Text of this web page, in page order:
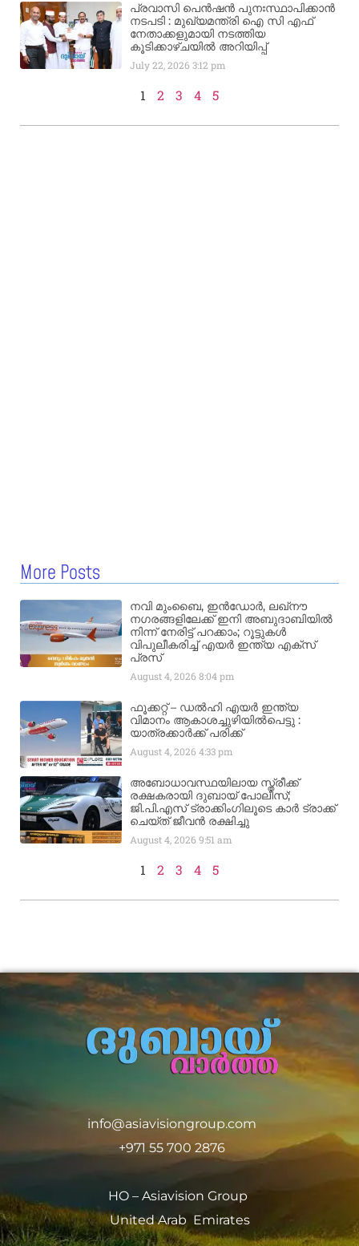
പ്രവാസി പെൻഷൻ പുനഃസ്ഥാപിക്കാൻ
നടപടി : മുഖ്യമന്ത്രി ഐ സി എഫ്
നേതാക്കളുമായി നടത്തിയ
കൂടിക്കാഴ്ചയിൽ അറിയിപ്പ്
July 22, 20263:12 pm
1 2 3 4 5
More Posts
നവി മുംബൈ, ഇൻഡോർ, ലഖ്നൗ
നഗരങ്ങളിലേക്ക് ഇനി അബുദാബിയിൽ
നിന്ന് നേരിട്ട് പറക്കാം; റൂട്ടുകൾ
വിപുലീകരിച്ച് എയർ ഇന്ത്യ എക്സ്
പ്രസ്
August 4, 20268:04 pm
ഫൂക്കറ്റ് – ഡൽഹി എയര്‍ ഇന്ത്യ
വിമാനം ആകാശച്ചുഴിയില്‍പെട്ടു :
യാത്രക്കാര്‍ക്ക് പരിക്ക്
August 4, 20264:33 pm
അബോധാവസ്ഥയിലായ സ്ത്രീക്ക്
രക്ഷകരായി ദുബായ് പോലീസ്;
ജി.പി.എസ് ട്രാക്കിംഗിലൂടെ കാർ ട്രാക്ക്
ചെയ്ത് ജീവൻ രക്ഷിച്ചു
August 4, 20269:51 am
1 2 3 4 5
info@asiavisiongroup.com
+971 55 700 2876
HO – Asiavision Group
United Arab Emirates